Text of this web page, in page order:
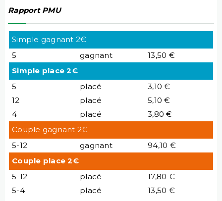
Rapport PMU
Simple gagnant 2€
5
gagnant
13,50 €
Simple place 2€
5
placé
3,10 €
12
placé
5,10 €
4
placé
3,80 €
Couple gagnant 2€
5-12
gagnant
94,10 €
Couple place 2€
5-12
placé
17,80 €
5-4
placé
13,50 €